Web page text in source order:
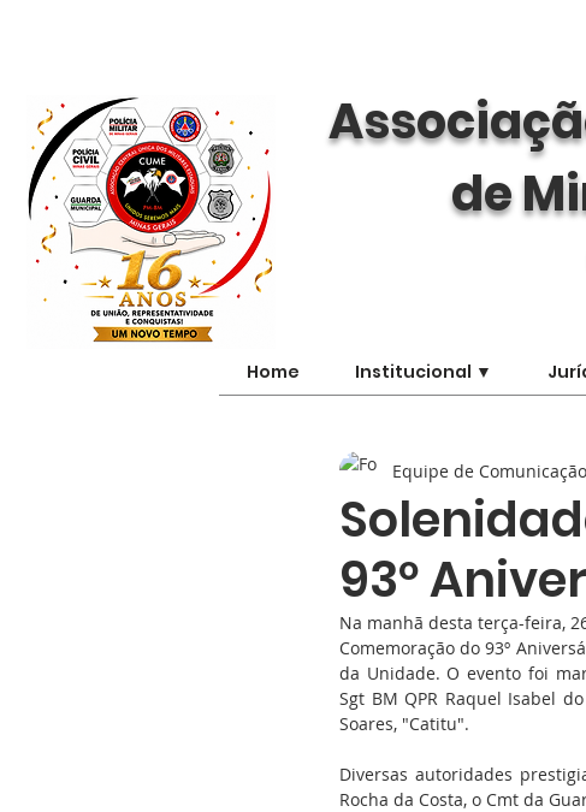
de
Home Institucional ▼
93º
Equipe de
Na manhã desta terça-feira,
Comemoração do 93º
da Unidade. O evento foi
Sgt BM QPR Raquel Isabel
Soares, "Catitu".
Diversas autoridades
Rocha da Costa, o Cmt da